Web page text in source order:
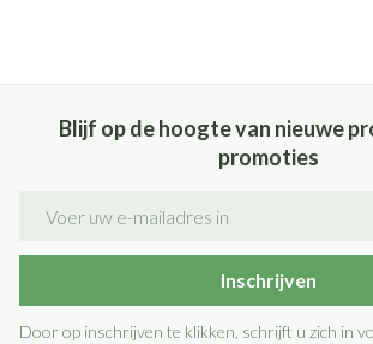
Blijf op de hoogte van nieuwe
promoties
Inschrijven
Door op inschrijven te klikken, schrijft u zich in